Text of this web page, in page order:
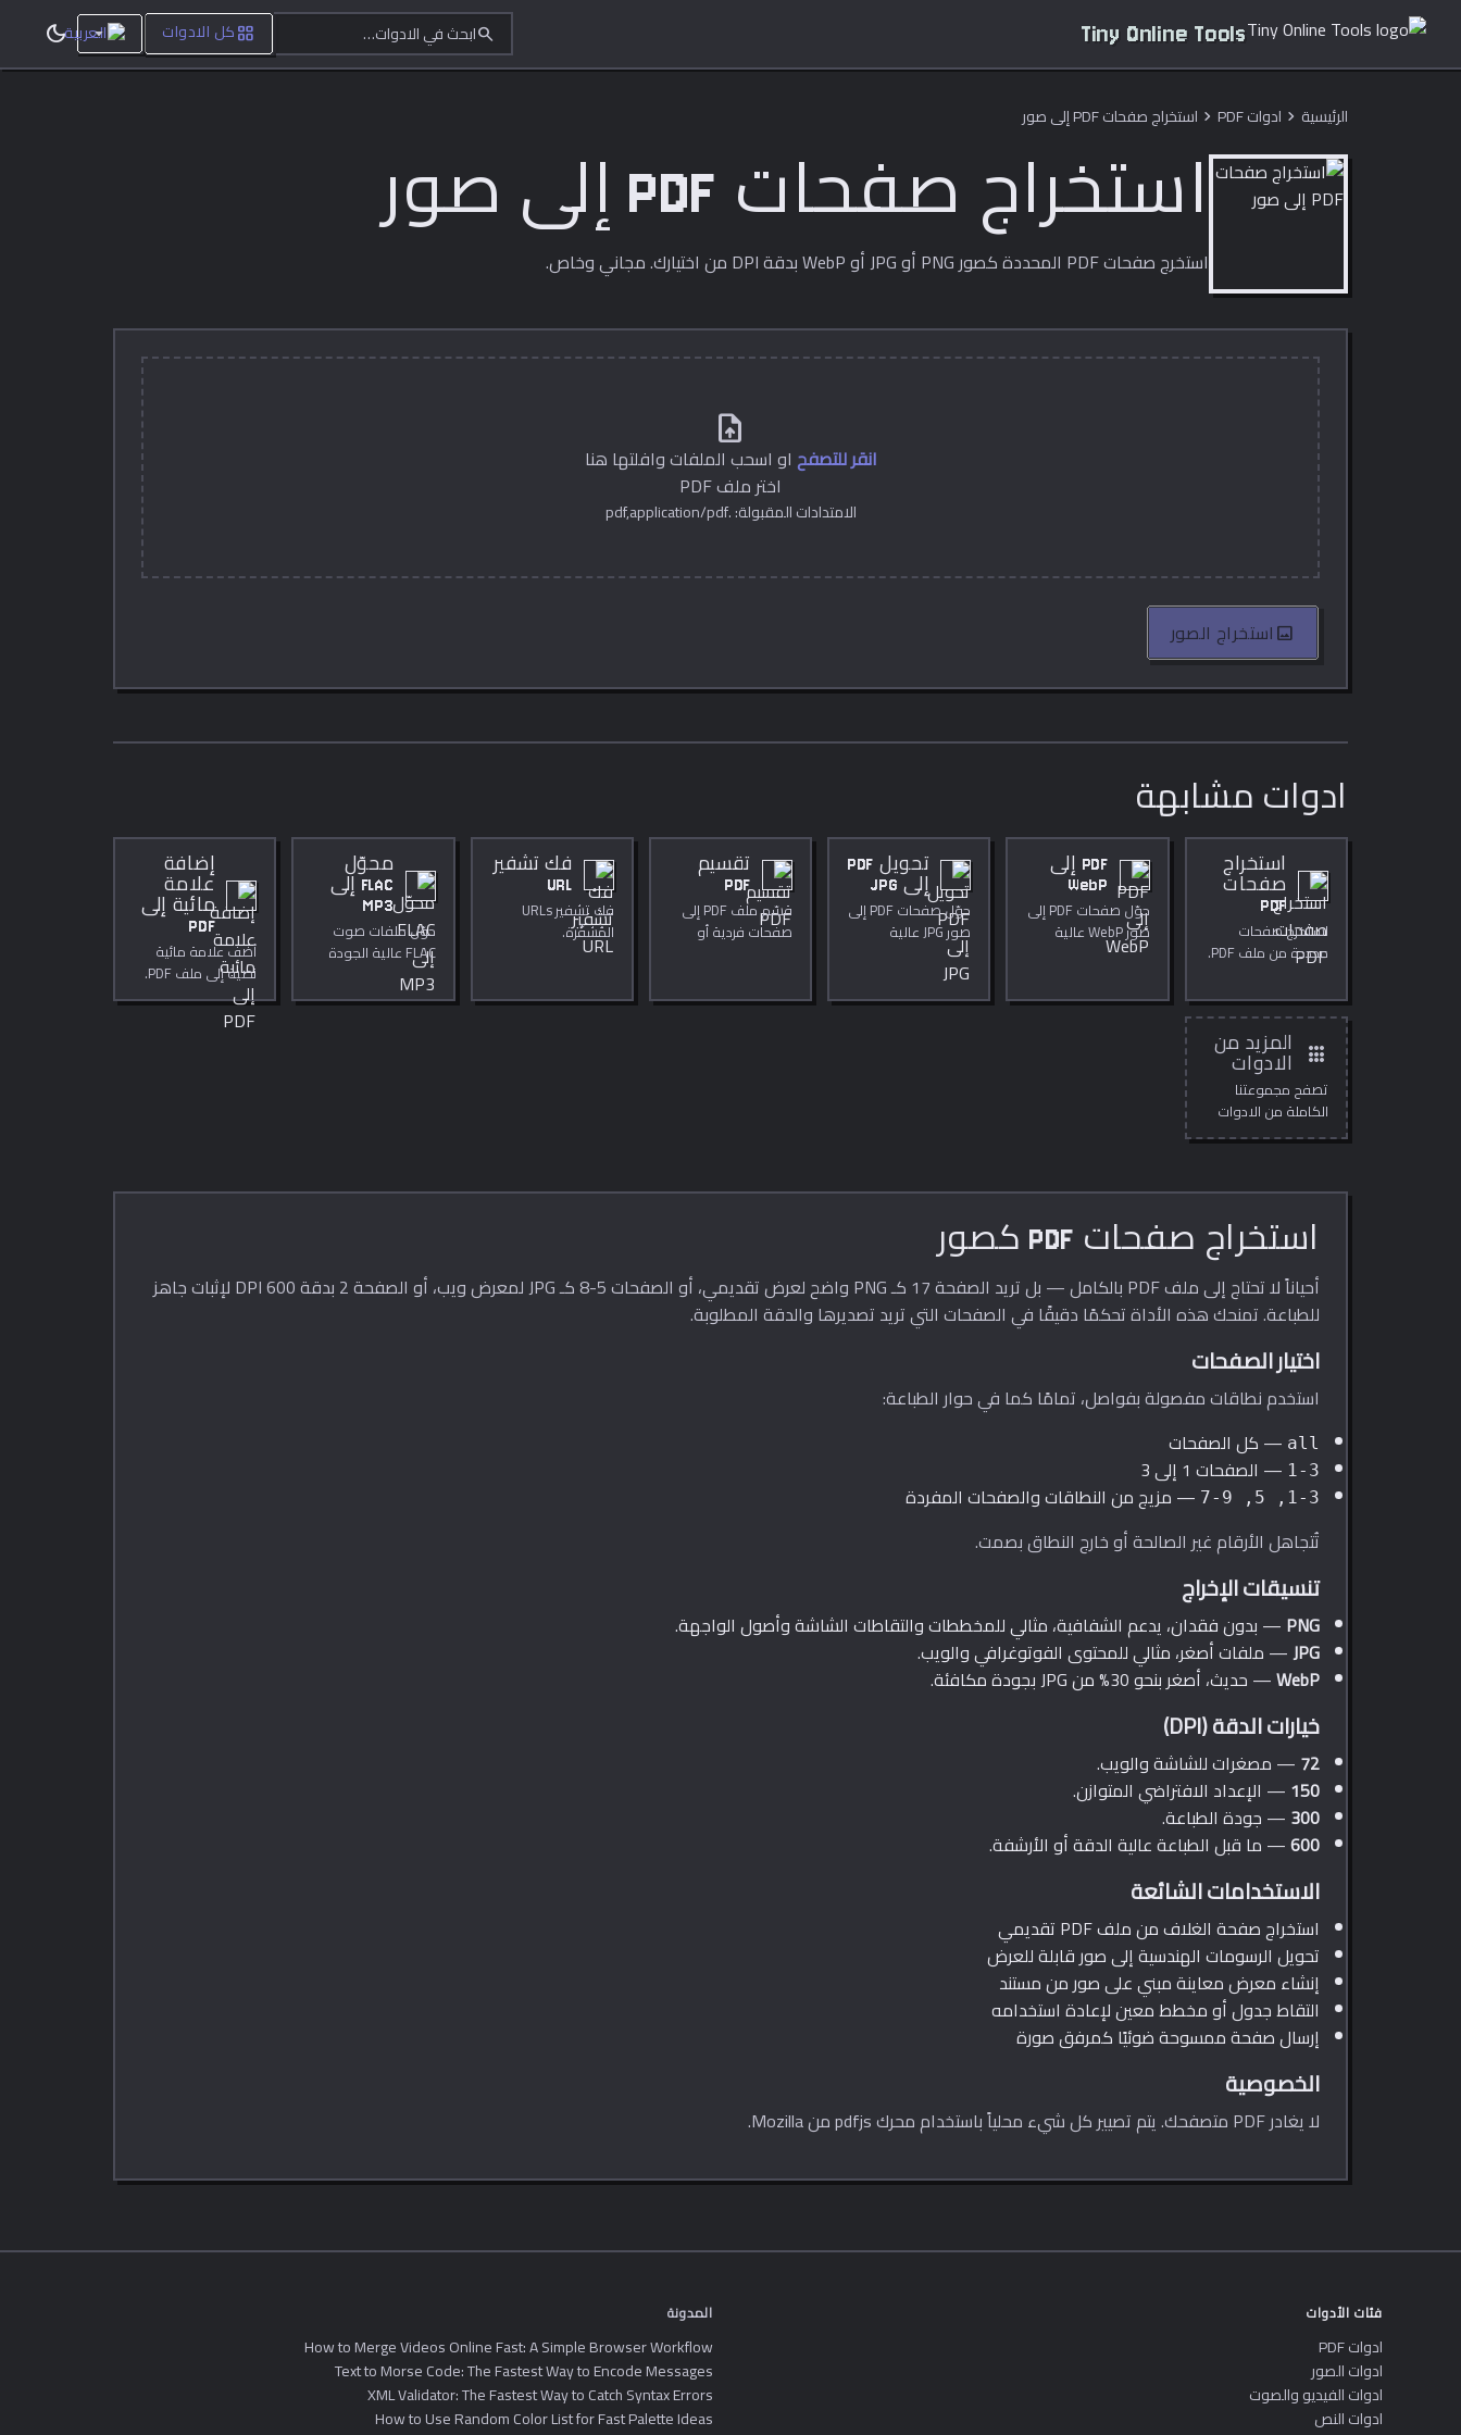
Tiny Online Tools
searchابحث في الادوات… grid_view كل الادوات dark_mode
الرئيسية chevron_right ادوات PDF chevron_right استخراج صفحات PDF إلى صور
استخراج صفحات PDF إلى صور
استخرج صفحات PDF المحددة كصور PNG أو JPG أو WebP بدقة DPI من اختيارك. مجاني وخاص.
upload_file
انقر للتصفح او اسحب الملفات وافلتها هنا
اختر ملف PDF
الامتدادات المقبولة: .pdf,application/pdf
image استخراج الصور
ادوات مشابهة
استخراج
صفحات
PDF
استخرج صفحات
محددة من ملف PDF.
PDF إلى
WebP
حوّل صفحات PDF إلى
صور WebP عالية
الجودة داخل
تحويل PDF
إلى JPG
حوّل صفحات PDF إلى
صور JPG عالية
الجودة.
تقسيم
PDF
قسّم ملف PDF إلى
صفحات فردية أو
فك تشفير
URL
فك تشفير URLs
المُشفَّرة.
محوّل
FLAC إلى
MP3
حوّل ملفات صوت
FLAC عالية الجودة
متصفحك. معدل بت
إضافة
علامة
مائية إلى
PDF
أضف علامة مائية
نصية إلى ملف PDF.
apps
المزيد من
الادوات
تصفح مجموعتنا
الكاملة من الادوات
المجانية عبر الانترنت.
استخراج صفحات PDF كصور
أحياناً لا تحتاج إلى ملف PDF بالكامل — بل تريد الصفحة 17 كـ PNG واضح لعرض تقديمي، أو الصفحات 5-8 كـ JPG لمعرض ويب، أو الصفحة 2 بدقة 600 DPI لإثبات جاهز
للطباعة. تمنحك هذه الأداة تحكمًا دقيقًا في الصفحات التي تريد تصديرها والدقة المطلوبة.
اختيار الصفحات
استخدم نطاقات مفصولة بفواصل، تمامًا كما في حوار الطباعة:
all — كل الصفحات
1-3 — الصفحات 1 إلى 3
1-3, 5, 7-9
— مزيج من النطاقات والصفحات المفردة
تُتجاهل الأرقام غير الصالحة أو خارج النطاق بصمت.
تنسيقات الإخراج
PNG — بدون فقدان، يدعم الشفافية، مثالي للمخططات والتقاطات الشاشة وأصول الواجهة.
JPG— ملفات أصغر، مثالي للمحتوى الفوتوغرافي والويب.
WebP— حديث، أصغر بنحو 30% من JPG بجودة مكافئة.
خيارات الدقة (DPI)
72 — مصغرات للشاشة والويب.
150 — الإعداد الافتراضي المتوازن.
300 — جودة الطباعة.
600— ما قبل الطباعة عالية الدقة أو الأرشفة.
الاستخدامات الشائعة
استخراج صفحة الغلاف من ملف PDF تقديمي
تحويل الرسومات الهندسية إلى صور قابلة للعرض
إنشاء معرض معاينة مبني على صور من مستند
التقاط جدول أو مخطط معين لإعادة استخدامه
إرسال صفحة ممسوحة ضوئيًا كمرفق صورة
الخصوصية
لا يغادر PDF متصفحك. يتم تصيير كل شيء محلياً باستخدام محرك pdfjs من Mozilla.
فئات الأدوات
ادوات PDF
ادوات الصور
ادوات الفيديو والصوت
ادوات النص
المدونة
How to Merge Videos Online Fast: A Simple Browser Workflow
Text to Morse Code: The Fastest Way to Encode Messages
XML Validator: The Fastest Way to Catch Syntax Errors
How to Use Random Color List for Fast Palette Ideas